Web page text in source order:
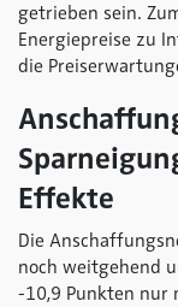
getrieben sein.
Energiepreise zu
die
Effekte
Die
noch weitgehend
-10,9 Punkten nur